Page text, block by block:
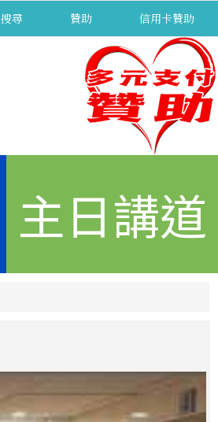
搜尋 贊助 信用卡贊助
主日講道